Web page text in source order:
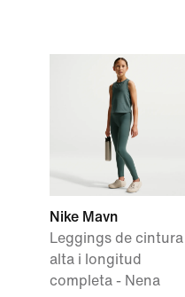
Nike Mavn
Leggings de cintura
alta i longitud
completa - Nena